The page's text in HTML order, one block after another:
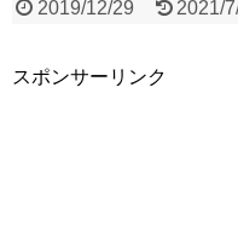
2019/12/29 2021/
スポンサーリンク